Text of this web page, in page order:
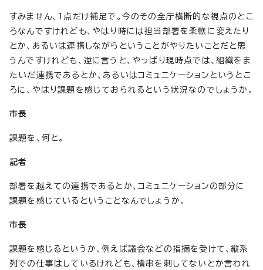
すみません、1点だけ補足で。今のその全庁横断的な視点のとこ
ろなんですけれども、やはり時には担当部署を柔軟に変えたり
とか、あるいは連携しながらということがやりたいことだと思
うんですけれども、逆に言うと、やっぱり現時点では、組織をま
たいだ連携であるとか、あるいはコミュニケーションというとこ
ろに、やはり課題を感じておられるという状況なのでしょうか。
市長
課題を、何と。
記者
部署を越えての連携であるとか、コミュニケーションの部分に
課題を感じているということなんでしょうか。
市長
課題を感じるというか、例えば議会などの指摘を受けて、縦系
列での仕事はしているけれども、横串を刺してないとか言われ